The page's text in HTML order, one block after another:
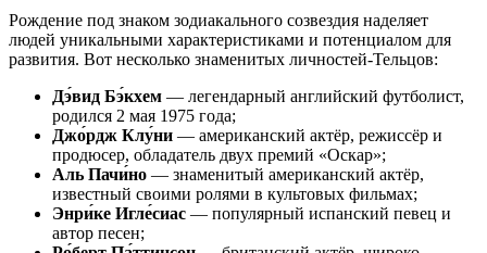
Рождение под знаком зодиакального созвездия наделяет
людей уникальными характеристиками и потенциалом для
развития. Вот несколько знаменитых личностей-Тельцов:
Дэ́вид Бэ́кхем — легендарный английский футболист,
родился 2 мая 1975 года;
Джо́рдж Клу́ни — американский актёр, режиссёр и
продюсер, обладатель двух премий «‎Оскар»‎;
Аль Пачи́но — знаменитый американский актёр,
известный своими ролями в культовых фильмах;
Энри́ке Игле́сиас — популярный испанский певец и
автор песен;